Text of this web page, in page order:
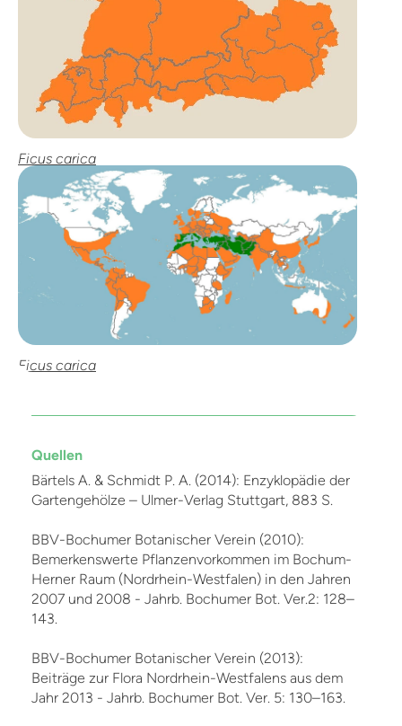
Ficus carica
Ficus carica
Quellen
Bärtels A. & Schmidt P. A. (2014): Enzyklopädie der
Gartengehölze – Ulmer-Verlag Stuttgart, 883 S.
BBV-Bochumer Botanischer Verein (2010):
Bemerkenswerte Pflanzenvorkommen im Bochum-
Herner Raum (Nordrhein-Westfalen) in den Jahren
2007 und 2008 - Jahrb. Bochumer Bot. Ver.2: 128–
143.
BBV-Bochumer Botanischer Verein (2013):
Beiträge zur Flora Nordrhein-Westfalens aus dem
Jahr 2013 - Jahrb. Bochumer Bot. Ver. 5: 130–163.